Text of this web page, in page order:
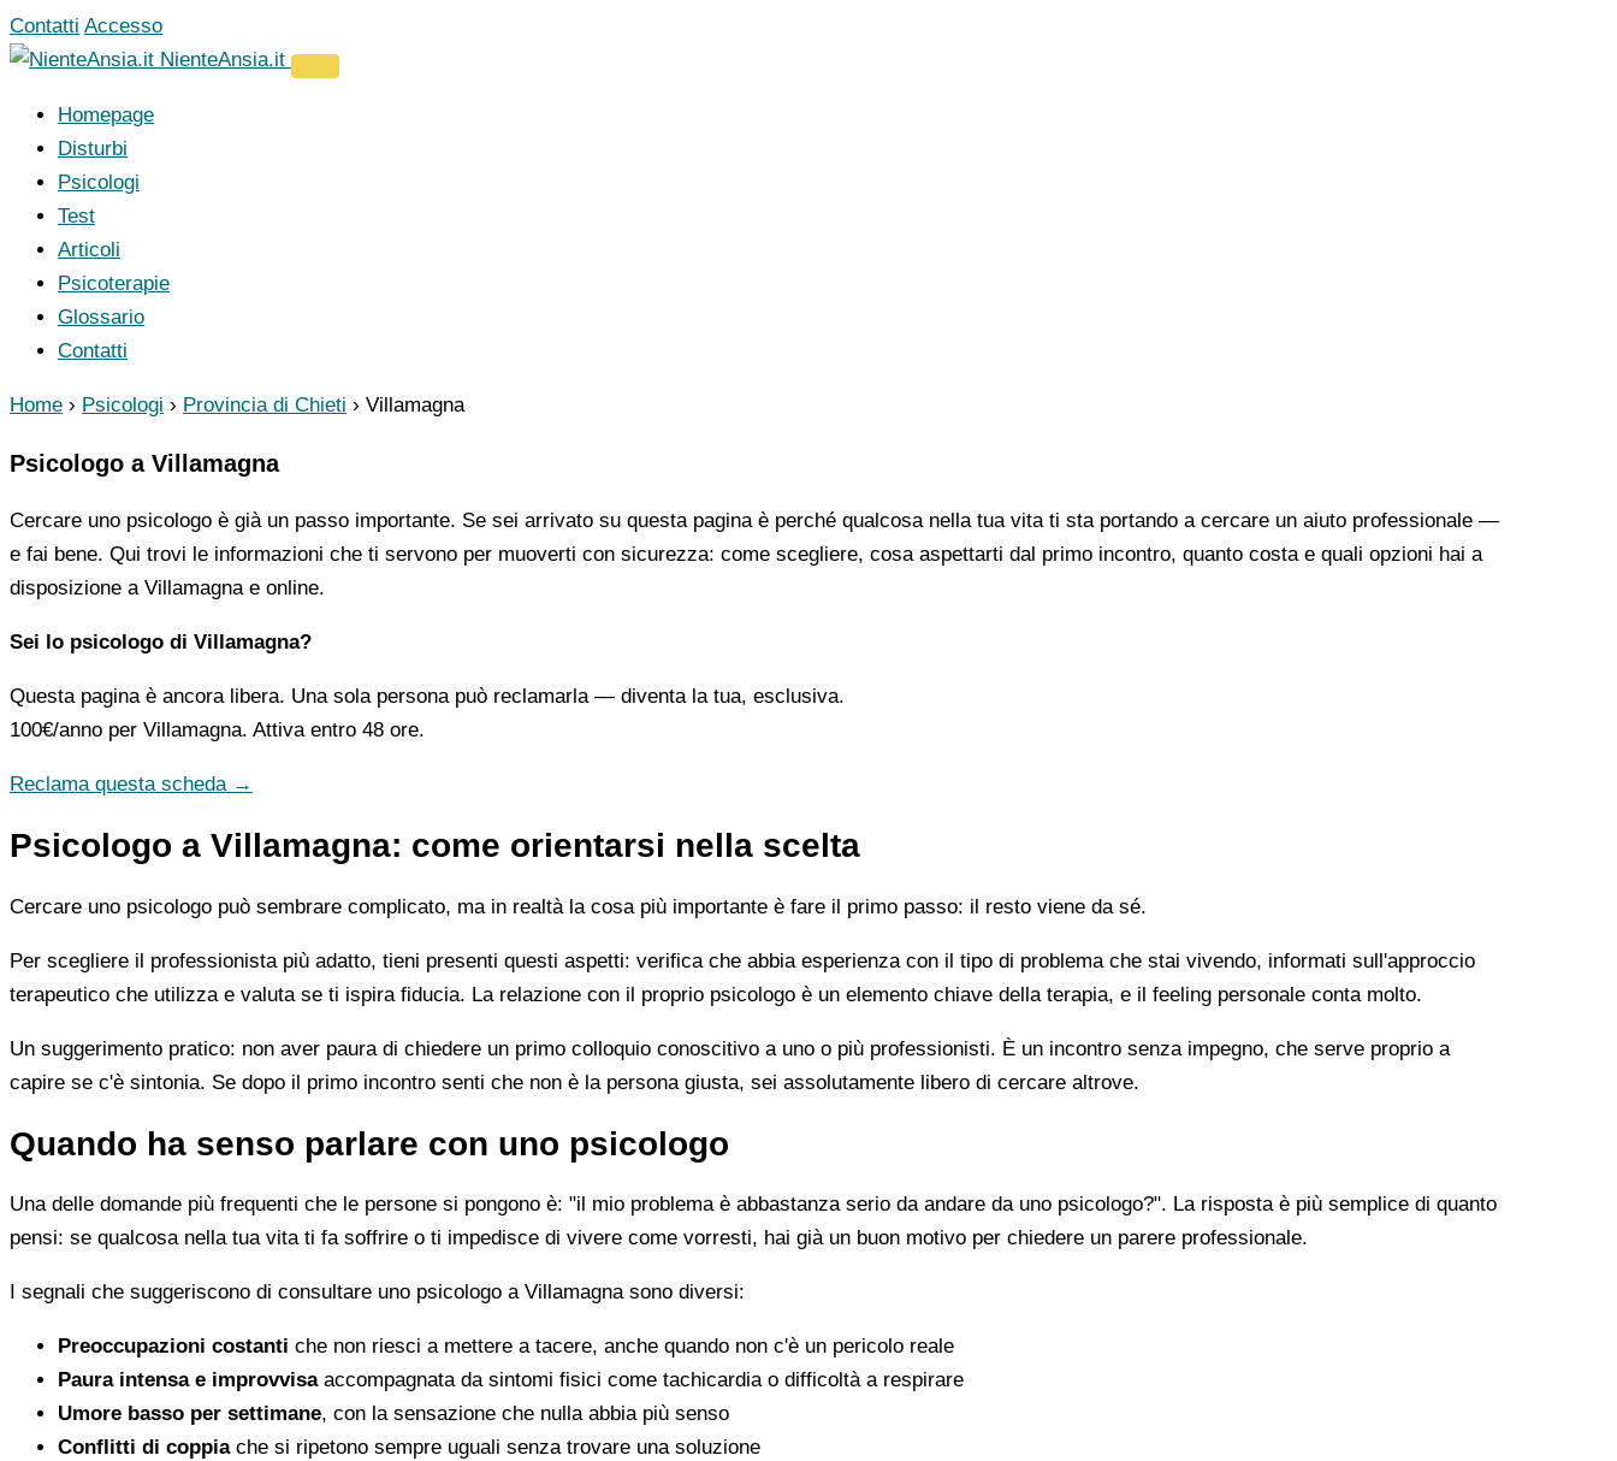
Vai
al
Contatti Accesso
NienteAnsia.it
Homepage
Disturbi
Psicologi
Test
Articoli
Psicoterapie
Glossario
Contatti
Home › Psicologi › Provincia di Chieti › Villamagna
Psicologo a Villamagna
Cercare uno psicologo è già un passo importante. Se sei arrivato su questa pagina è perché qualcosa nella tua vita ti sta portando a cercare un aiuto professionale —
e fai bene. Qui trovi le informazioni che ti servono per muoverti con sicurezza: come scegliere, cosa aspettarti dal primo incontro, quanto costa e quali opzioni hai a
disposizione a Villamagna e online.
Sei lo psicologo di Villamagna?
Questa pagina è ancora libera. Una sola persona può reclamarla — diventa la tua, esclusiva.
100€/anno per Villamagna. Attiva entro 48 ore.
Reclama questa scheda →
Psicologo a Villamagna: come orientarsi nella scelta
Cercare uno psicologo può sembrare complicato, ma in realtà la cosa più importante è fare il primo passo: il resto viene da sé.
Per scegliere il professionista più adatto, tieni presenti questi aspetti: verifica che abbia esperienza con il tipo di problema che stai vivendo, informati sull'approccio
terapeutico che utilizza e valuta se ti ispira fiducia. La relazione con il proprio psicologo è un elemento chiave della terapia, e il feeling personale conta molto.
Un suggerimento pratico: non aver paura di chiedere un primo colloquio conoscitivo a uno o più professionisti. È un incontro senza impegno, che serve proprio a
capire se c'è sintonia. Se dopo il primo incontro senti che non è la persona giusta, sei assolutamente libero di cercare altrove.
Quando ha senso parlare con uno psicologo
Una delle domande più frequenti che le persone si pongono è: "il mio problema è abbastanza serio da andare da uno psicologo?". La risposta è più semplice di quanto
pensi: se qualcosa nella tua vita ti fa soffrire o ti impedisce di vivere come vorresti, hai già un buon motivo per chiedere un parere professionale.
I segnali che suggeriscono di consultare uno psicologo a Villamagna sono diversi:
Preoccupazioni costanti che non riesci a mettere a tacere, anche quando non c'è un pericolo reale
Paura intensa e improvvisaaccompagnata da sintomi fisici come tachicardia o difficoltà a respirare
Umore basso per settimane, con la sensazione che nulla abbia più senso
Conflitti di coppiache si ripetono sempre uguali senza trovare una soluzione